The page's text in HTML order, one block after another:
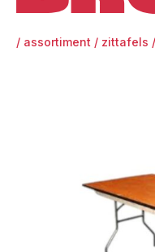
/ assortiment / zittafels /